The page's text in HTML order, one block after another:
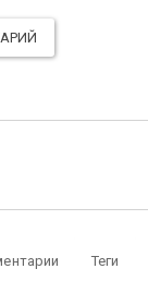
Теги